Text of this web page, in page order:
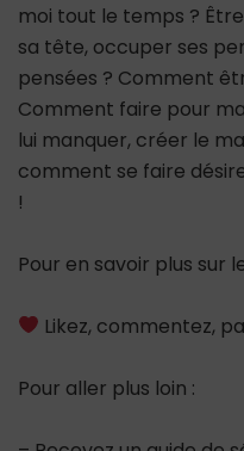
moi tout le temps ?
sa tête, occuper ses
pensées ? Comment
Comment faire pour
lui manquer, créer le
comment se faire
!
Pour en savoir plus sur
Likez, commentez,
Pour aller plus loin :